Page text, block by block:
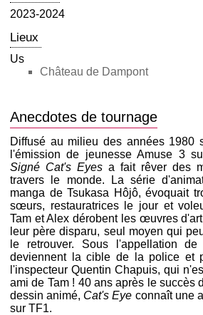
2023-2024
Lieux
Us
Château de Dampont
Anecdotes de tournage
Diffusé au milieu des années 1980
l'émission de jeunesse Amuse 3
Signé Cat's Eyes a fait rêver des
travers le monde. La série
manga de Tsukasa Hôjô, évoquait
sœurs, restauratrices le jour et
Tam et Alex dérobent les œuvres
leur père disparu, seul moyen qui
le retrouver. Sous l'appellation de
deviennent la cible de la police et
l'inspecteur Quentin Chapuis, qui
ami de Tam ! 40 ans après le succès
dessin animé, Cat's Eye connaît une
sur TF1.